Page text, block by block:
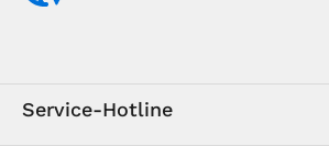
Service-Hotline